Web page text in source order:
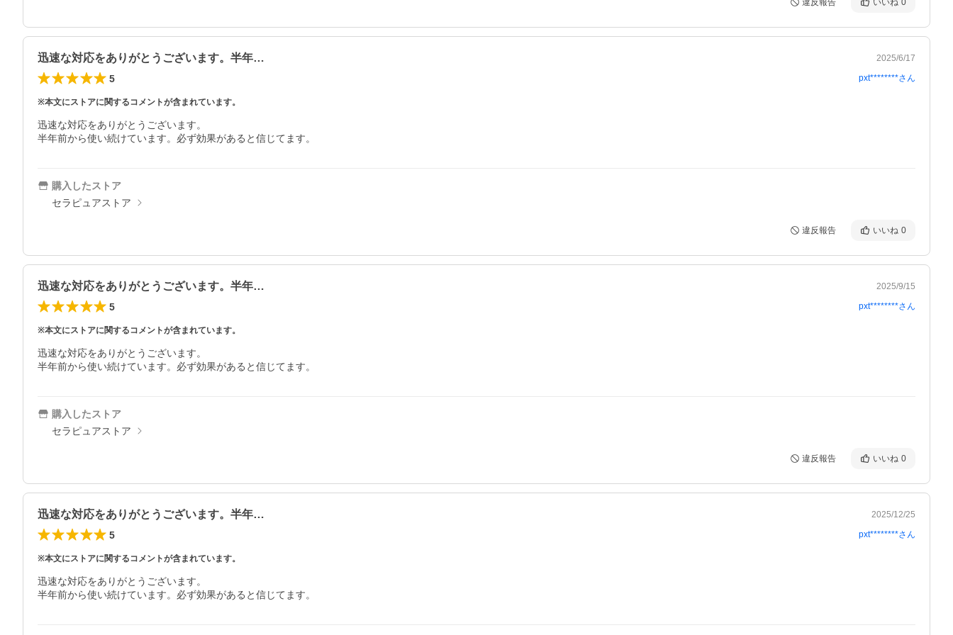
違反報告 いいね 0
迅速な対応をありがとうございます。半年… 2025/6/17
5 pxt********さん
※本文にストアに関するコメントが含まれています。
迅速な対応をありがとうございます。
半年前から使い続けています。必ず効果があると信じてます。
購入したストア
セラピュアストア
違反報告 いいね 0
迅速な対応をありがとうございます。半年… 2025/9/15
5 pxt********さん
※本文にストアに関するコメントが含まれています。
迅速な対応をありがとうございます。
半年前から使い続けています。必ず効果があると信じてます。
購入したストア
セラピュアストア
違反報告 いいね 0
迅速な対応をありがとうございます。半年… 2025/12/25
5 pxt********さん
※本文にストアに関するコメントが含まれています。
迅速な対応をありがとうございます。
半年前から使い続けています。必ず効果があると信じてます。